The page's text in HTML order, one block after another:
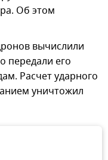
Об этом
вычислили
передали его
Расчет ударного
уничтожил